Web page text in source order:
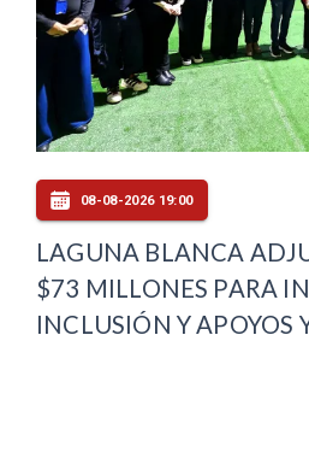
08-08-2026 19:00
LAGUNA BLANCA
$73 MILLONES PARA
INCLUSIÓN Y APOYOS